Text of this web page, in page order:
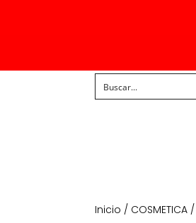
Inicio / COSMETICA /